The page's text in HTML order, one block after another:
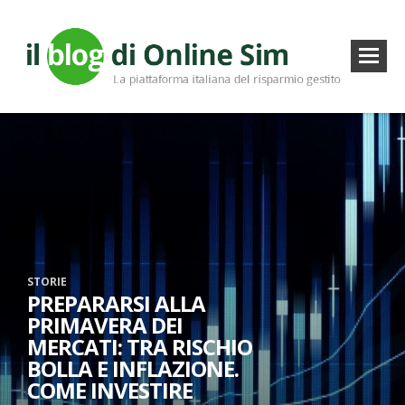
STORIE
PREPARARSI ALLA
PRIMAVERA DEI
MERCATI: TRA RISCHIO
BOLLA E INFLAZIONE.
COME INVESTIRE